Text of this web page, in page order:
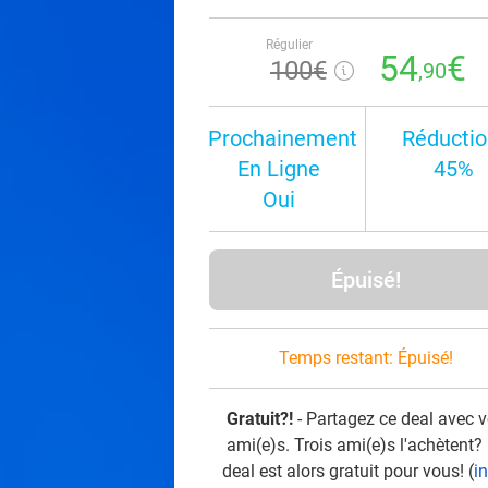
Régulier
100€ 54,90€
Prochainement
En Ligne
Oui
45%
Épuisé!
Temps restant: Épuisé!
Gratuit?! - Partagez ce deal avec
ami(e)s. Trois ami(e)s l'achètent?
deal est alors gratuit pour vous! (